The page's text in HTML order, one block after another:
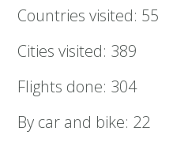
Countries visited: 55
Cities visited: 389
Flights done: 304
By car and bike: 22